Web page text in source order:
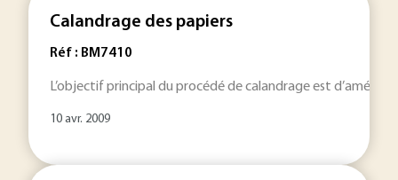
Calandrage des papiers
Réf : BM7410
L’objectif principal du procédé de calandrage est
10 avr. 2009